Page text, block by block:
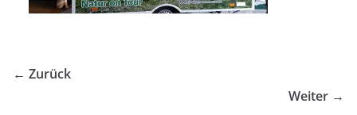
← Zurück
Weiter →